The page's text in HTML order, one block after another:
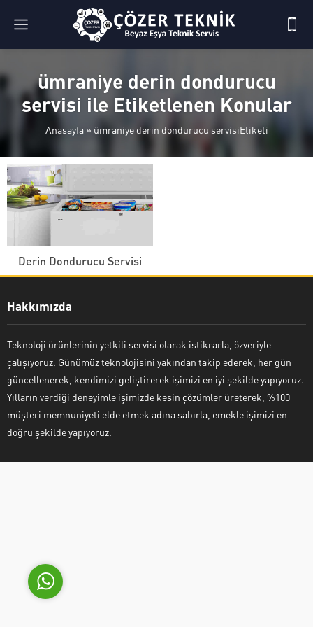
ümraniye derin dondurucu
servisi ile Etiketlenen Konular
Anasayfa» ümraniye derin dondurucu servisiEtiketi
Derin Dondurucu Servisi
Hakkımızda
Teknoloji ürünlerinin yetkili servisi olarak istikrarla, özveriyle
çalışıyoruz. Günümüz teknolojisini yakından takip ederek, her gün
güncellenerek, kendimizi geliştirerek işimizi en iyi şekilde yapıyoruz.
Yılların verdiği deneyimle işimizde kesin çözümler üreterek, %100
müşteri memnuniyeti elde etmek adına sabırla, emekle işimizi en
doğru şekilde yapıyoruz.